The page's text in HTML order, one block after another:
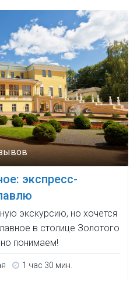
экспресс-
экскурсию, но хочется
в столице Золотого
понимаем!
1 час 30 мин.